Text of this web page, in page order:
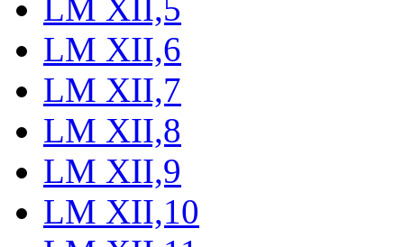
LM XII,5
LM XII,6
LM XII,7
LM XII,8
LM XII,9
LM XII,10